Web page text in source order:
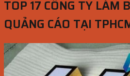
TOP 17 CÔNG TY LÀM
QUẢNG CÁO TẠI